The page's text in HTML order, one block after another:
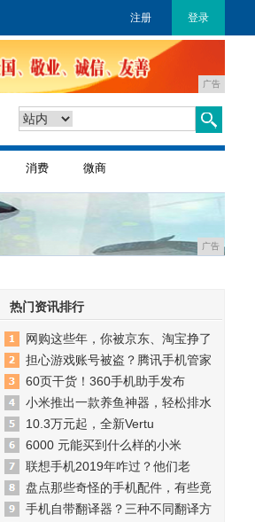
注册 登录
广告
消费 微商
广告
热门资讯排行
网购这些年，你被京东、淘宝挣了
担心游戏账号被盗？腾讯手机管家
60页干货！360手机助手发布
小米推出一款养鱼神器，轻松排水
10.3万元起，全新Vertu
6000 元能买到什么样的小米
联想手机2019年咋过？他们老
盘点那些奇怪的手机配件，有些竟
手机自带翻译器？三种不同翻译方